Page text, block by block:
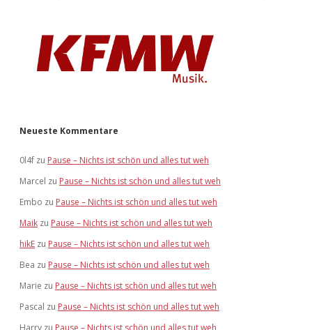
Neueste Kommentare
0l4f zu Pause – Nichts ist schön und alles tut weh
Marcel zu Pause – Nichts ist schön und alles tut weh
Embo zu Pause – Nichts ist schön und alles tut weh
Maik zu Pause – Nichts ist schön und alles tut weh
hikE zu Pause – Nichts ist schön und alles tut weh
Bea zu Pause – Nichts ist schön und alles tut weh
Marie zu Pause – Nichts ist schön und alles tut weh
Pascal zu Pause – Nichts ist schön und alles tut weh